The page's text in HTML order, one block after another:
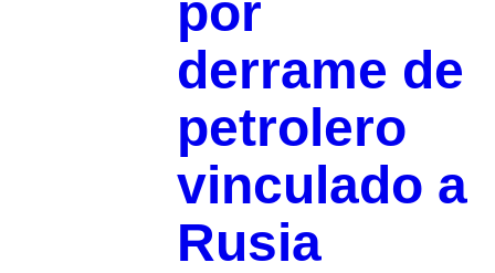
por
derrame de
petrolero
vinculado a
Rusia